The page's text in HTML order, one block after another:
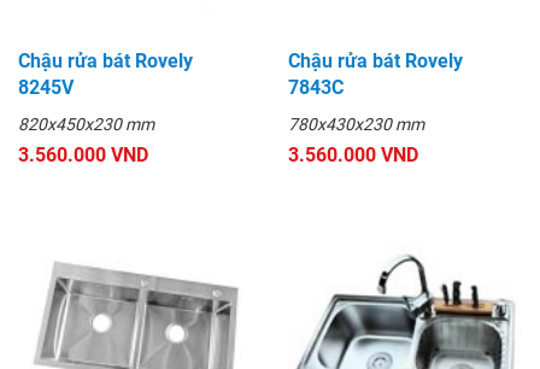
Chậu rửa bát Rovely
8245V
820x450x230 mm
3.560.000 VND
Chậu rửa bát Rovely
7843C
780x430x230 mm
3.560.000 VND